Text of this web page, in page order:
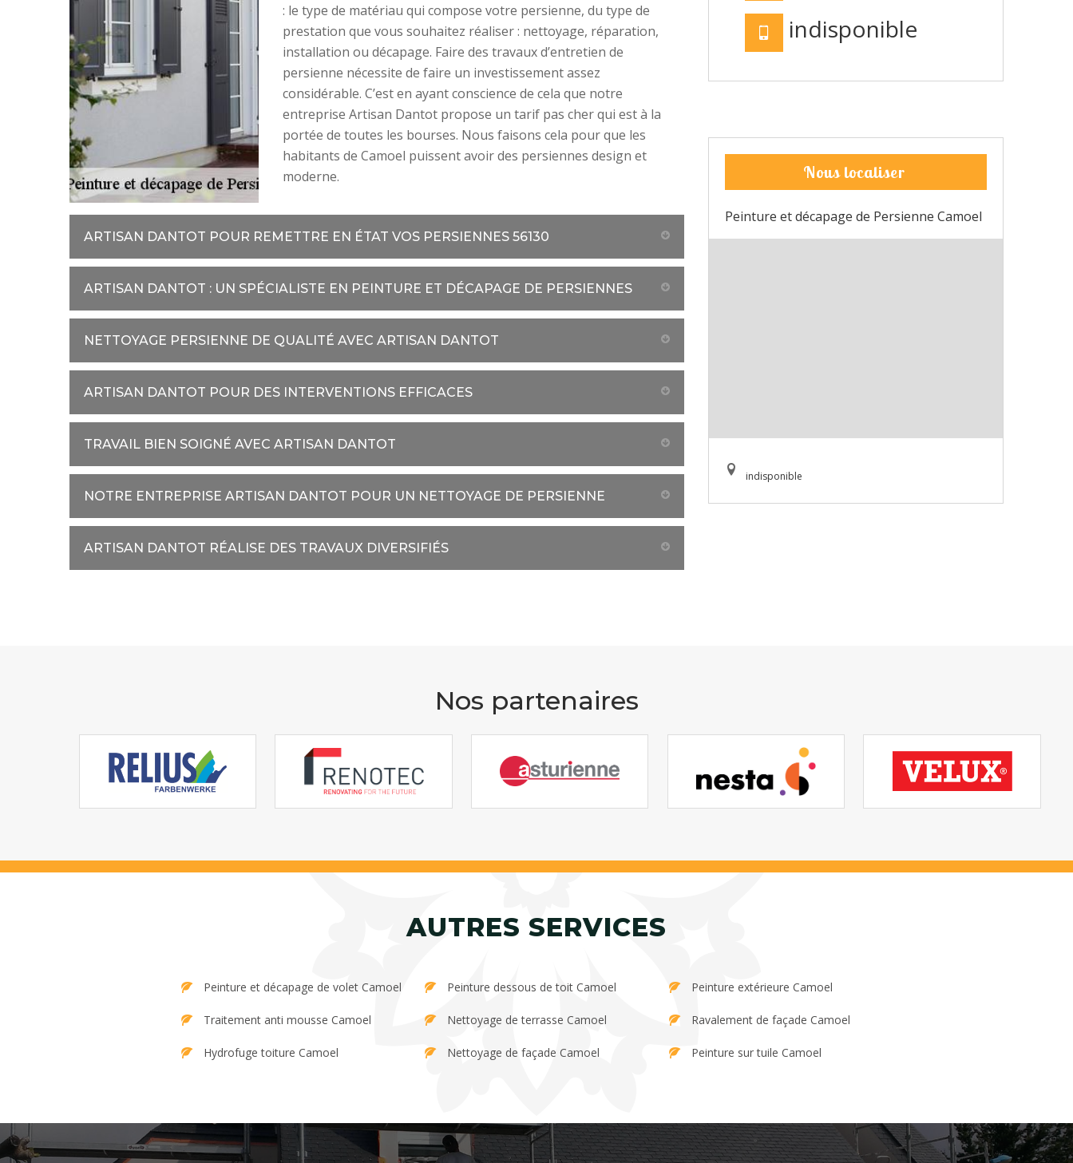
: le type de matériau qui compose votre persienne, du type de
prestation que vous souhaitez réaliser : nettoyage, réparation,
installation ou décapage. Faire des travaux d’entretien de
persienne nécessite de faire un investissement assez
considérable. C’est en ayant conscience de cela que notre
entreprise Artisan Dantot propose un tarif pas cher qui est à la
portée de toutes les bourses. Nous faisons cela pour que les
habitants de Camoel puissent avoir des persiennes design et
moderne.
ARTISAN DANTOT POUR REMETTRE EN ÉTAT VOS PERSIENNES 56130
ARTISAN DANTOT : UN SPÉCIALISTE EN PEINTURE ET DÉCAPAGE DE PERSIENNES
NETTOYAGE PERSIENNE DE QUALITÉ AVEC ARTISAN DANTOT
ARTISAN DANTOT POUR DES INTERVENTIONS EFFICACES
TRAVAIL BIEN SOIGNÉ AVEC ARTISAN DANTOT
NOTRE ENTREPRISE ARTISAN DANTOT POUR UN NETTOYAGE DE PERSIENNE
ARTISAN DANTOT RÉALISE DES TRAVAUX DIVERSIFIÉS
indisponible
Nous localiser
Peinture et décapage de Persienne Camoel
indisponible
Nos partenaires
AUTRES SERVICES
Peinture et décapage de volet Camoel
Traitement anti mousse Camoel
Hydrofuge toiture Camoel
Peinture dessous de toit Camoel
Nettoyage de terrasse Camoel
Nettoyage de façade Camoel
Peinture extérieure Camoel
Ravalement de façade Camoel
Peinture sur tuile Camoel